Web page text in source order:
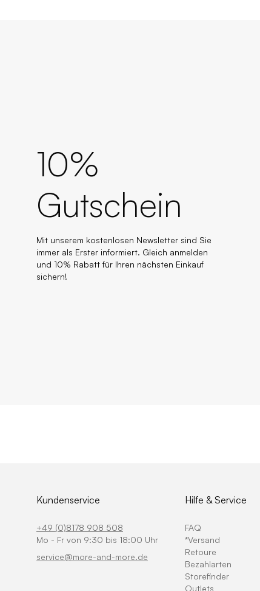
10%
Gutschein
Mit unserem kostenlosen Newsletter sind Sie
immer als Erster informiert. Gleich anmelden
und 10% Rabatt für Ihren nächsten Einkauf
sichern!
Kundenservice
+49 (0)8178 908 508
Mo - Fr von 9:30 bis 18:00 Uhr
service@more-and-more.de
Hilfe & Service
FAQ
*Versand
Retoure
Bezahlarten
Storefinder
Outlets